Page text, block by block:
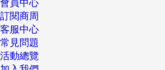
訂閱商周
客服中心
常見問題
活動總覽